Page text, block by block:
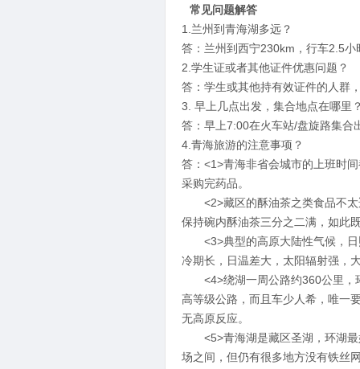
常见问题解答
1.兰州到青海湖多远？
答：兰州到西宁230km，行车2.5
2.学生证或者其他证件优惠问题？
答：学生或其他持有效证件的人群
3. 早上几点出发，集合地点在哪里
答：早上7:00在火车站/盘旋路集合
4.青海旅游的注意事项？
答：<1>青海非省会城市的上班时
采购完药品。
<2>藏区的酥油茶之类食品不太
保持碗内酥油茶三分之二满，如此
<3>典型的高原大陆性气候，日
冷期长，日温差大，太阳辐射强，
<4>绕湖一周公路约360公里，
高等级公路，而且车少人希，唯一
无高原反应。
<5>青海湖是藏区圣湖，环湖最
场之间，但仍有很多地方没有铁丝